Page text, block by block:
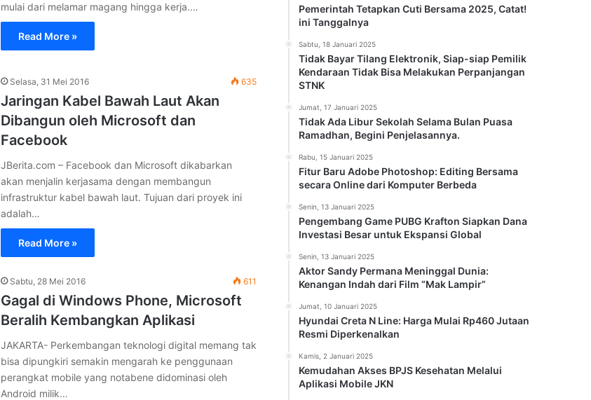
mulai dari melamar magang hingga kerja.…
Read More »
Selasa, 31 Mei 2016 635
Jaringan Kabel Bawah Laut Akan
Dibangun oleh Microsoft dan
Facebook
JBerita.com – Facebook dan Microsoft dikabarkan
akan menjalin kerjasama dengan membangun
infrastruktur kabel bawah laut. Tujuan dari proyek ini
adalah…
Read More »
Sabtu, 28 Mei 2016 611
Gagal di Windows Phone, Microsoft
Beralih Kembangkan Aplikasi
JAKARTA- Perkembangan teknologi digital memang tak
bisa dipungkiri semakin mengarah ke penggunaan
perangkat mobile yang notabene didominasi oleh
Android milik…
Pemerintah Tetapkan Cuti Bersama 2025, Catat!
ini Tanggalnya
Sabtu, 18 Januari 2025
Tidak Bayar Tilang Elektronik, Siap-siap Pemilik
Kendaraan Tidak Bisa Melakukan Perpanjangan
STNK
Jumat, 17 Januari 2025
Tidak Ada Libur Sekolah Selama Bulan Puasa
Ramadhan, Begini Penjelasannya.
Rabu, 15 Januari 2025
Fitur Baru Adobe Photoshop: Editing Bersama
secara Online dari Komputer Berbeda
Senin, 13 Januari 2025
Pengembang Game PUBG Krafton Siapkan Dana
Investasi Besar untuk Ekspansi Global
Senin, 13 Januari 2025
Aktor Sandy Permana Meninggal Dunia:
Kenangan Indah dari Film “Mak Lampir”
Jumat, 10 Januari 2025
Hyundai Creta N Line: Harga Mulai Rp460 Jutaan
Resmi Diperkenalkan
Kamis, 2 Januari 2025
Kemudahan Akses BPJS Kesehatan Melalui
Aplikasi Mobile JKN